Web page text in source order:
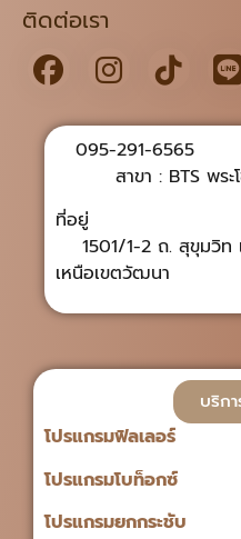
ติดต่อเรา
095-291-6565
สาขา : BTS พระโ
ที่อยู่
1501/1-2 ถ. สุขุ
เหนือเขตวัฒนา ก
บริกา
โปรแกรมฟิลเลอร์
โปรแกรมโบท็อกซ์
โปรแกรมยกกระชับ